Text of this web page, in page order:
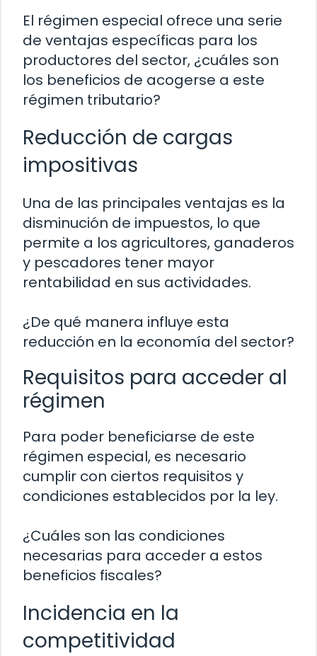
El régimen especial ofrece una serie
de ventajas específicas para los
productores del sector, ¿cuáles son
los beneficios de acogerse a este
régimen tributario?
Reducción de cargas
impositivas
Una de las principales ventajas es la
disminución de impuestos, lo que
permite a los agricultores, ganaderos
y pescadores tener mayor
rentabilidad en sus actividades.
¿De qué manera influye esta
reducción en la economía del sector?
Requisitos para acceder al
régimen
Para poder beneficiarse de este
régimen especial, es necesario
cumplir con ciertos requisitos y
condiciones establecidos por la ley.
¿Cuáles son las condiciones
necesarias para acceder a estos
beneficios fiscales?
Incidencia en la
competitividad